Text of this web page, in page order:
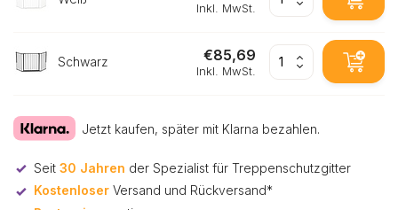
Inkl. MwSt.
Schwarz €85,69
Inkl. MwSt.
Jetzt kaufen, später mit Klarna bezahlen.
Seit 30 Jahren der Spezialist für Treppenschutzgitter
Kostenloser Versand und Rückversand*